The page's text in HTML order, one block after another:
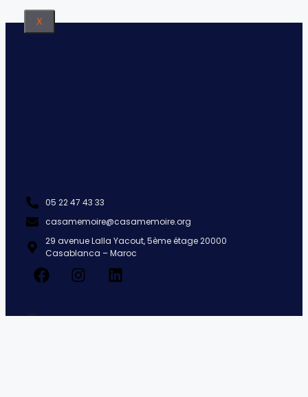
X
Contactez-nous
05 22 47 43 33
casamemoire@casamemoire.org
29 avenue Lalla Yacout, 5ème étage 20000
Casablanca – Maroc